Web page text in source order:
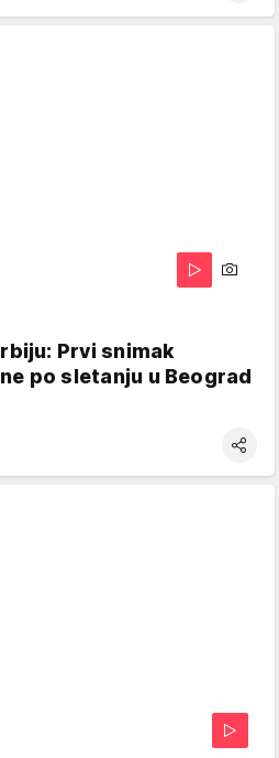
Prvi snimak
po sletanju u Beograd